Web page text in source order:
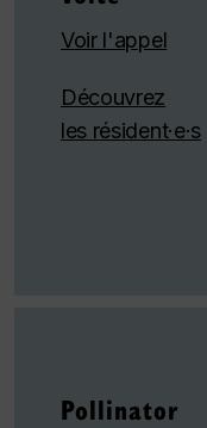
Voir l'appel
Découvrez
les résident·e·s
Pollinator